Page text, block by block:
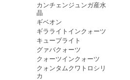
カンチェンジュンガ産水
晶
ギベオン
ギラライトインクォーツ
キュープライト
グァバクォーツ
クォーツインクォーツ
クォンタムクワトロシリ
カ